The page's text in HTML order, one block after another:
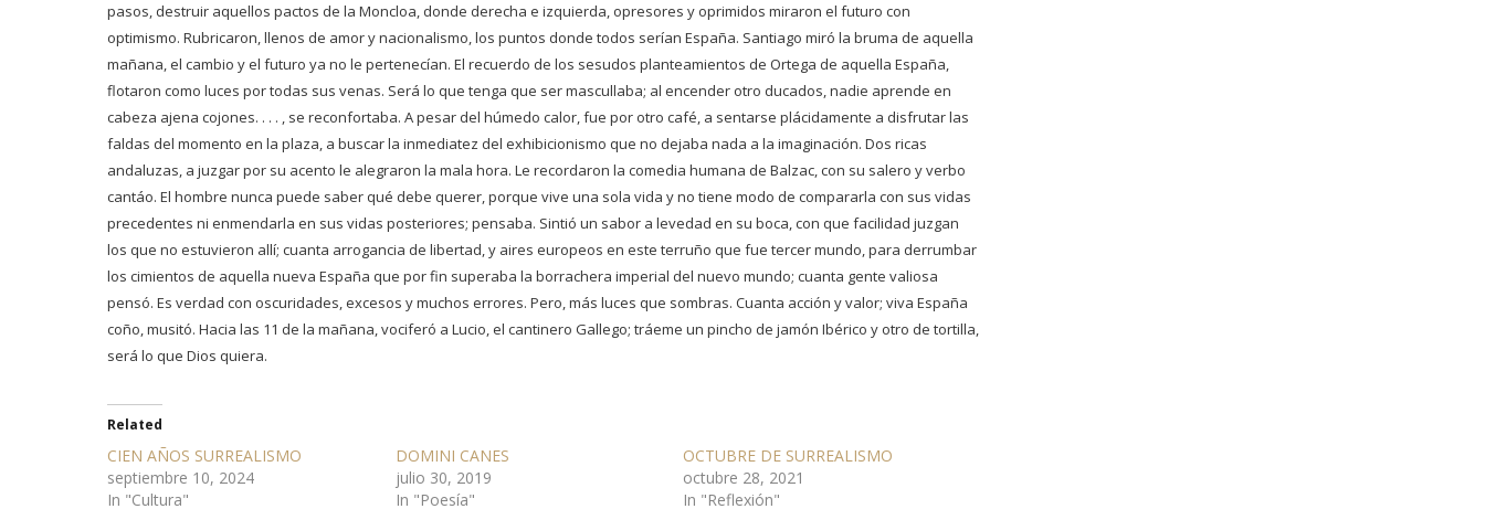
pasos, destruir aquellos pactos de la Moncloa, donde derecha e izquierda, opresores y oprimidos miraron el futuro con
optimismo. Rubricaron, llenos de amor y nacionalismo, los puntos donde todos serían España. Santiago miró la bruma de aquella
mañana, el cambio y el futuro ya no le pertenecían. El recuerdo de los sesudos planteamientos de Ortega de aquella España,
flotaron como luces por todas sus venas. Será lo que tenga que ser mascullaba; al encender otro ducados, nadie aprende en
cabeza ajena cojones. . . . , se reconfortaba. A pesar del húmedo calor, fue por otro café, a sentarse plácidamente a disfrutar las
faldas del momento en la plaza, a buscar la inmediatez del exhibicionismo que no dejaba nada a la imaginación. Dos ricas
andaluzas, a juzgar por su acento le alegraron la mala hora. Le recordaron la comedia humana de Balzac, con su salero y verbo
cantáo. El hombre nunca puede saber qué debe querer, porque vive una sola vida y no tiene modo de compararla con sus vidas
precedentes ni enmendarla en sus vidas posteriores; pensaba. Sintió un sabor a levedad en su boca, con que facilidad juzgan
los que no estuvieron allí; cuanta arrogancia de libertad, y aires europeos en este terruño que fue tercer mundo, para derrumbar
los cimientos de aquella nueva España que por fin superaba la borrachera imperial del nuevo mundo; cuanta gente valiosa
pensó. Es verdad con oscuridades, excesos y muchos errores. Pero, más luces que sombras. Cuanta acción y valor; viva España
coño, musitó. Hacia las 11 de la mañana, vociferó a Lucio, el cantinero Gallego; tráeme un pincho de jamón Ibérico y otro de tortilla,
será lo que Dios quiera.
Related
CIEN AÑOS SURREALISMO
septiembre 10, 2024
In "Cultura"
DOMINI CANES
julio 30, 2019
In "Poesía"
OCTUBRE DE SURREALISMO
octubre 28, 2021
In "Reflexión"